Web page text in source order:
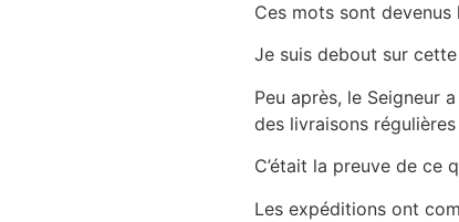
Ces mots sont
Je suis debout sur
Peu après, le Seigneur
des livraisons
C’était la preuve de ce
Les expéditions ont